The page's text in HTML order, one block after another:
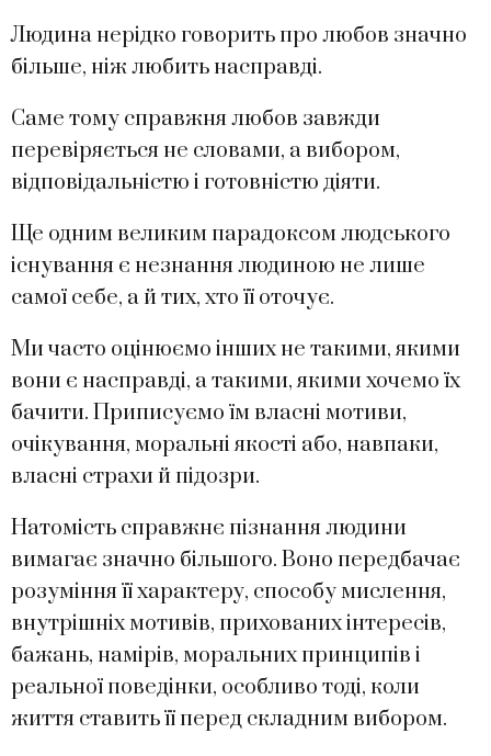
Людина нерідко говорить про любов значно
більше, ніж любить насправді.
Саме тому справжня любов завжди
перевіряється не словами, а вибором,
відповідальністю і готовністю діяти.
Ще одним великим парадоксом людського
існування є незнання людиною не лише
самої себе, а й тих, хто її оточує.
Ми часто оцінюємо інших не такими, якими
вони є насправді, а такими, якими хочемо їх
бачити. Приписуємо їм власні мотиви,
очікування, моральні якості або, навпаки,
власні страхи й підозри.
Натомість справжнє пізнання людини
вимагає значно більшого. Воно передбачає
розуміння її характеру, способу мислення,
внутрішніх мотивів, прихованих інтересів,
бажань, намірів, моральних принципів і
реальної поведінки, особливо тоді, коли
життя ставить її перед складним вибором.